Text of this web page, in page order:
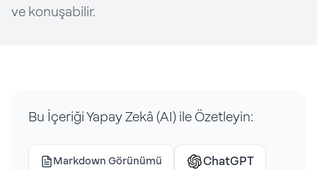
ve konuşabilir.
Bu İçeriği Yapay Zekâ (AI) ile Özetleyin:
Markdown Görünümü ChatGPT